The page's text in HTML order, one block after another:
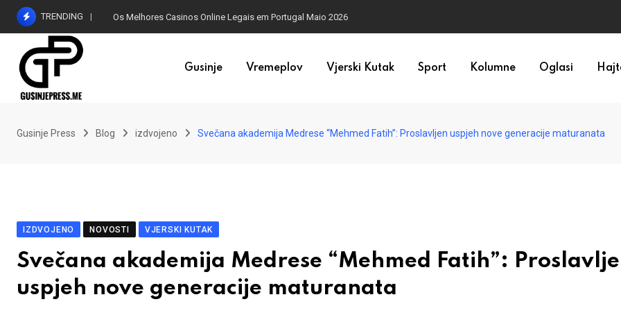
Skip
content
TRENDING Os Melhores Casinos Online Legais em Portugal Maio 2026
Gusinje Vremeplov Vjerski Kutak Sport Kolumne Oglasi
Gusinje Press Blog izdvojeno Svečana akademija Medrese “Mehmed Fatih”: Proslavljen uspjeh nove generacije maturanata
IZDVOJENO NOVOSTI VJERSKI KUTAK
Svečana akademija Medrese “Mehmed Fatih”:
uspjeh nove generacije maturanata